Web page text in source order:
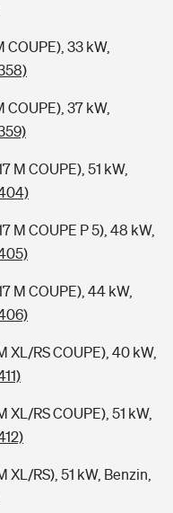
COUPE), 33 kW,
COUPE), 37 kW,
M COUPE), 51 kW,
M COUPE P 5), 48 kW,
M COUPE), 44 kW,
XL/RS COUPE), 40 kW,
XL/RS COUPE), 51 kW,
XL/RS), 51 kW, Benzin,